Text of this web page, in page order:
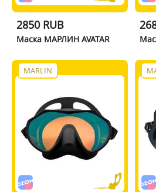
2850 RUB
Маска МАРЛИН AVATAR
MARLIN